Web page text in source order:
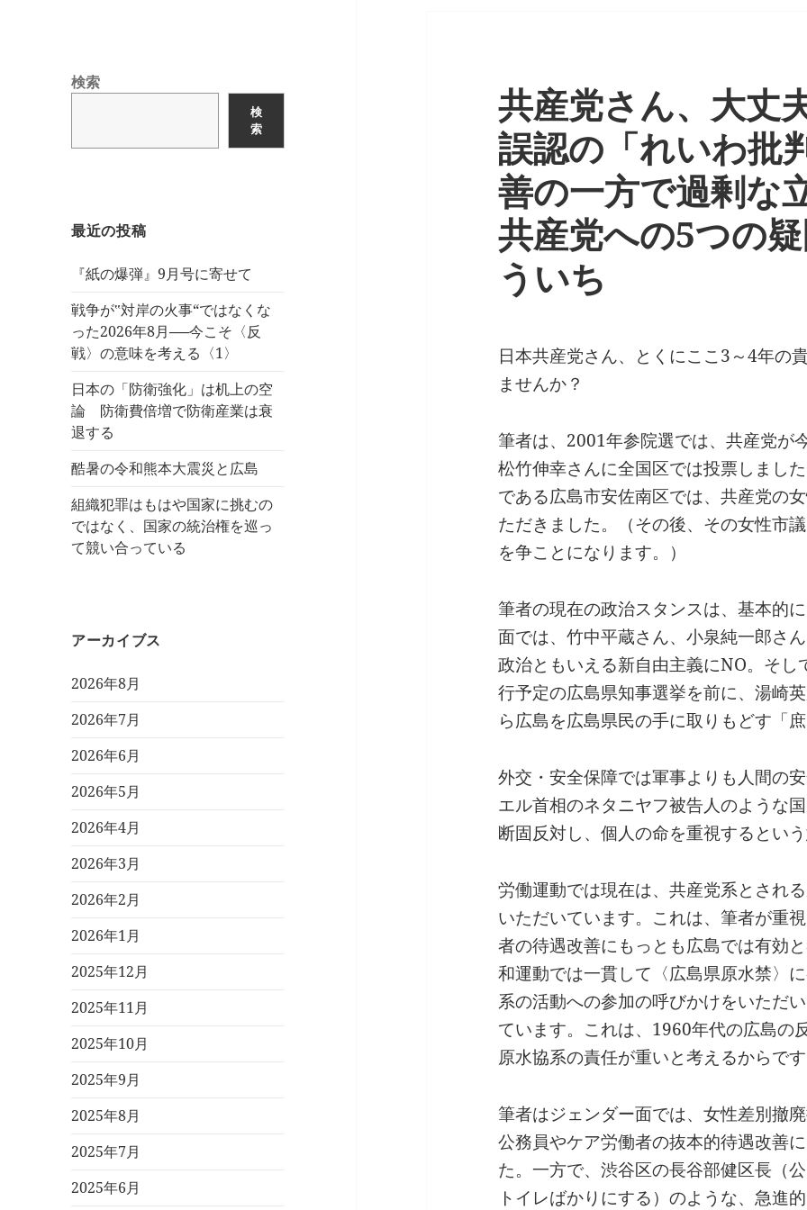
検索
検
索
最近の投稿
『紙の爆弾』9月号に寄せて
戦争が‟対岸の火事“ではなくな
った2026年8月──今こそ〈反
戦〉の意味を考える〈1〉
日本の「防衛強化」は机上の空
論 防衛費倍増で防衛産業は衰
退する
酷暑の令和熊本大震災と広島
組織犯罪はもはや国家に挑むの
ではなく、国家の統治権を巡っ
て競い合っている
アーカイブス
2026年8月
2026年7月
2026年6月
2026年5月
2026年4月
2026年3月
2026年2月
2026年1月
2025年12月
2025年11月
2025年10月
2025年9月
2025年8月
2025年7月
2025年6月
共産党さん、大
誤認の「れいわ批
善の一方で過剰
共産党への5つの
ういち
日本共産党さん、とくにここ3～4年の
ませんか？
筆者は、2001年参院選では、共産党が
松竹伸幸さんに全国区では投票しまし
である広島市安佐南区では、共産党の
ただきました。（その後、その女性市
を争ことになります。）
筆者の現在の政治スタンスは、基本的
面では、竹中平蔵さん、小泉純一郎さ
政治ともいえる新自由主義にNO。そ
行予定の広島県知事選挙を前に、湯崎
ら広島を広島県民の手に取りもどす「
外交・安全保障では軍事よりも人間の
エル首相のネタニヤフ被告人のような
断固反対し、個人の命を重視するとい
労働運動では現在は、共産党系とされ
いただいています。これは、筆者が重
者の待遇改善にもっとも広島では有効
和運動では一貫して〈広島県原水禁〉
系の活動への参加の呼びかけをいただ
ています。これは、1960年代の広島の
原水協系の責任が重いと考えるからで
筆者はジェンダー面では、女性差別撤
公務員やケア労働者の抜本的待遇改善
た。一方で、渋谷区の長谷部健区長（
トイレばかりにする）のような、急進